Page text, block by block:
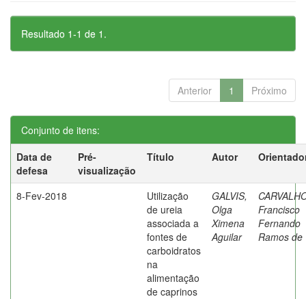
Resultado 1-1 de 1.
Anterior 1 Próximo
Conjunto de itens:
Data de
defesa
Pré-
visualização
Título Autor
8-Fev-2018
Utilização
de ureia
associada a
fontes de
carboidratos
na
alimentação
de caprinos
GALVIS,
Olga
Ximena
Aguilar
Francisco
Fernando
Ramos de